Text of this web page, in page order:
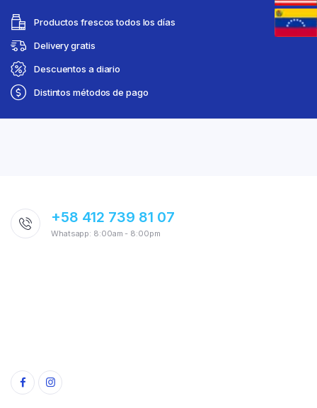
Productos frescos todos los días
Delivery gratis
Descuentos a diario
Distintos métodos de pago
+58 412 739 81 07
Whatsapp: 8:00am - 8:00pm